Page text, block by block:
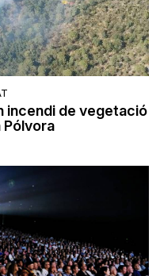
incendi de vegetació
Pólvora